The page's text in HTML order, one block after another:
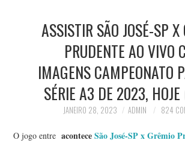
CONTATO
ASSISTIR SÃO JOSÉ-SP X
PRUDENTE AO VIVO
IMAGENS CAMPEONATO
SÉRIE A3 DE 2023,
JANEIRO 28, 2023 ADMIN 824
O jogo entre aconteceSão José-SP x Grêmio